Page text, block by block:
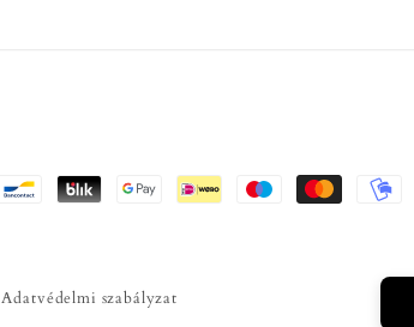
Adatvédelmi szabályzat